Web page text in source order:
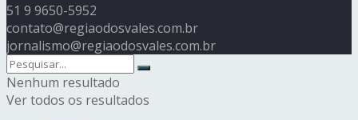
51 9 9650-5952
contato@regiaodosvales.com.br
jornalismo@regiaodosvales.com.br
Nenhum resultado
Ver todos os resultados